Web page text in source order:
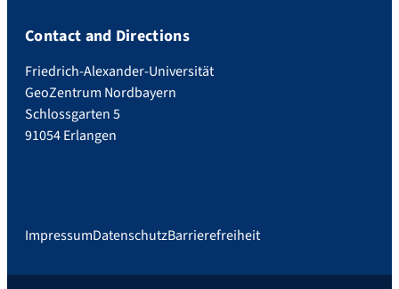
Contact and Directions
Friedrich-Alexander-Universität
GeoZentrum Nordbayern
Schlossgarten 5
91054 Erlangen
ImpressumDatenschutzBarrierefreiheit